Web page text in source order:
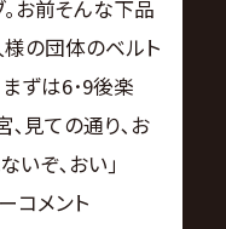
｡お前そんな下品
の団体のベルト
ずは6･9後楽
､見ての通り､お
いぞ､おい｣
コメント